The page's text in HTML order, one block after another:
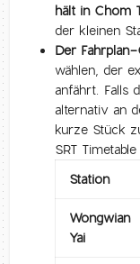
hält in Chom
der kleinen
Der
wählen, der
anfährt. Falls
alternativ an
kurze Stück
SRT
Station
Wongwian
Yai